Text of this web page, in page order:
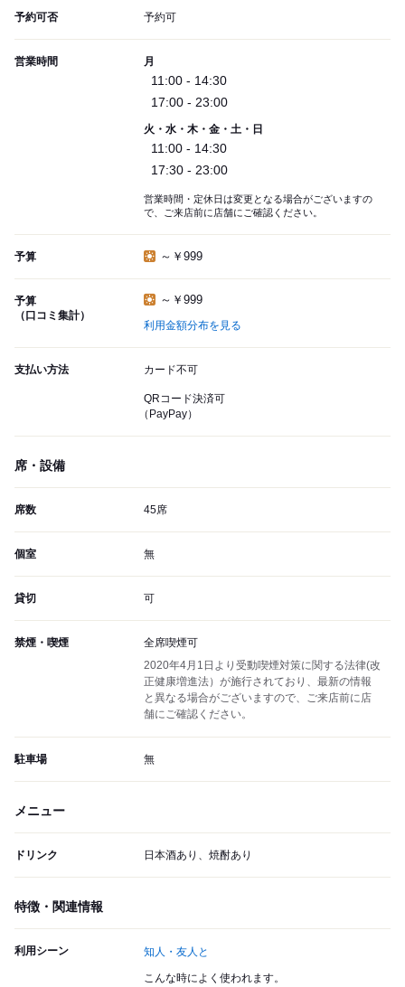
予約可否 予約可
営業時間 月
11:00 - 14:30
17:00 - 23:00
火・水・木・金・土・日
11:00 - 14:30
17:30 - 23:00
営業時間・定休日は変更となる場合がございますの
で、ご来店前に店舗にご確認ください。
予算 ～￥999
予算
（口コミ集計）
～￥999
利用金額分布を見る
支払い方法 カード不可
QRコード決済可
（PayPay）
席・設備
席数 45席
個室 無
貸切 可
禁煙・喫煙
全席喫煙可
2020年4月1日より受動喫煙対策に関する法律(改
正健康増進法）が施行されており、最新の情報
と異なる場合がございますので、ご来店前に店
舗にご確認ください。
駐車場 無
メニュー
ドリンク 日本酒あり、焼酎あり
特徴・関連情報
利用シーン 知人・友人と
こんな時によく使われます。